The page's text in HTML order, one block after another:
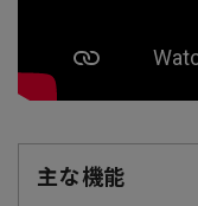
主な機能